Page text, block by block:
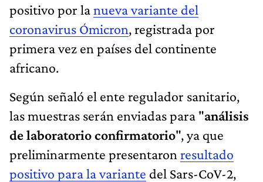
positivo por lanueva variante del
coronavirus Ómicron, registrada por
primera vez en países del continente
africano.
Según señaló el ente regulador sanitario,
las muestras serán enviadas para "análisis
de laboratorio confirmatorio", ya que
preliminarmente presentaron resultado
positivo para la variante del Sars-CoV-2,